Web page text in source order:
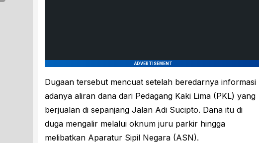
ADVERTISEMENT
Dugaan tersebut mencuat setelah beredarnya informasi
adanya aliran dana dari Pedagang Kaki Lima (PKL) yang
berjualan di sepanjang Jalan Adi Sucipto. Dana itu di
duga mengalir melalui oknum juru parkir hingga
melibatkan Aparatur Sipil Negara (ASN).